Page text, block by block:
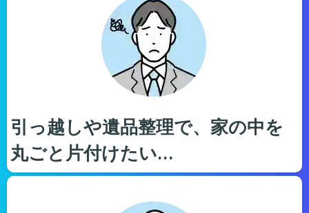
引っ越しや遺品整理で、家の中を
丸ごと片付けたい…